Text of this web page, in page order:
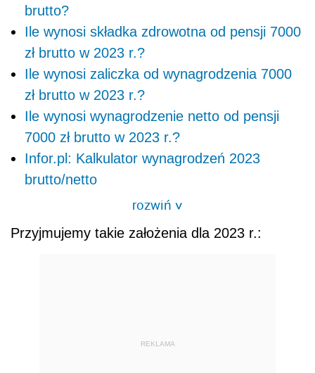
brutto?
Ile wynosi składka zdrowotna od pensji 7000
zł brutto w 2023 r.?
Ile wynosi zaliczka od wynagrodzenia 7000
zł brutto w 2023 r.?
Ile wynosi wynagrodzenie netto od pensji
7000 zł brutto w 2023 r.?
Infor.pl: Kalkulator wynagrodzeń 2023
brutto/netto
rozwiń>
Przyjmujemy takie założenia dla 2023 r.:
REKLAMA